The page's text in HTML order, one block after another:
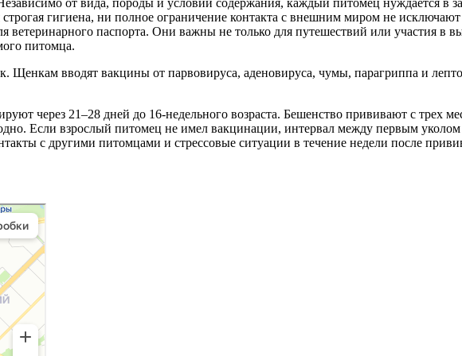
от вида, породы и условий содержания, каждый питомец нуждается в
гигиена, ни полное ограничение контакта с внешним миром не
паспорта. Они важны не только для путешествий или участия в
питомца.
вводят вакцины от парвовируса, аденовируса, чумы, парагриппа и
через 21–28 дней до 16-недельного возраста. Бешенство прививают с трех
Если взрослый питомец не имел вакцинации, интервал между первым уколом
с другими питомцами и стрессовые ситуации в течение недели после